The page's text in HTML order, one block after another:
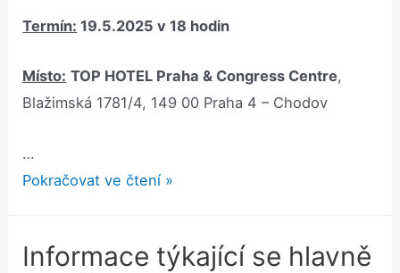
Termín: 19.5.2025 v 18 hodin
Místo: TOP HOTEL Praha & Congress Centre,
Blažimská 1781/4, 149 00 Praha 4 – Chodov
…
Seminář
Pokračovat ve čtení »
Informace týkající se hlavně